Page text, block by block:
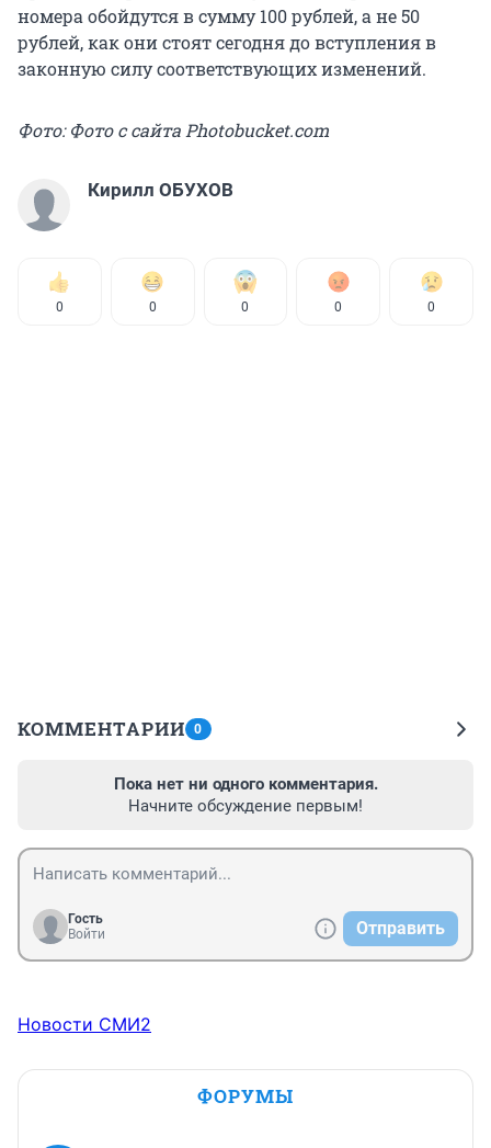
номера обойдутся в сумму 100 рублей, а не 50
рублей, как они стоят сегодня до вступления в
законную силу соответствующих изменений.
Фото: Фото с сайта Photobucket.com
Кирилл ОБУХОВ
0 0 0 0 0
КОММЕНТАРИИ 0
Пока нет ни одного комментария.
Начните обсуждение первым!
Гость
Войти
Отправить
Новости СМИ2
ФОРУМЫ